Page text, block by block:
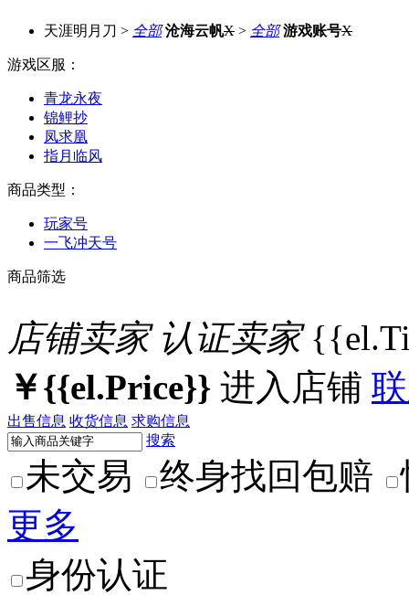
天涯明月刀 > 全部 沧海云帆X > 全部 游戏账号X
游戏区服：
青龙永夜
锦鲤抄
凤求凰
指月临风
商品类型：
玩家号
一飞冲天号
商品筛选
店铺卖家 认证卖家
￥{{el.Price}} 进入店铺
出售信息 收货信息 求购信息
搜索
未交易 终身找回包赔
更多
身份认证